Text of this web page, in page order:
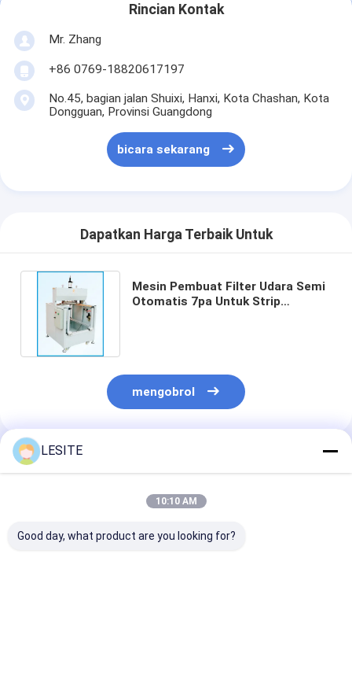
Mesin Memukau Semi Otomatis
Frame Welder
Filter Hepa AC
Filter Pembersih Udara
Mesin Lipat Origami
Mesin Jahitan Ultrasonik
Filter udara Mesin pembuatan kerangka
Filter Tas Hepa
Rincian Kontak
Mr. Zhang
+86 0769-18820617197
No.45, bagian jalan Shuixi, Hanxi, Kota Chashan, Kota
Dongguan, Provinsi Guangdong
bicara sekarang
Dapatkan Harga Terbaik Untuk
Mesin Pembuat Filter Udara Semi
Otomatis 7pa Untuk Strip
mengobrol
Rekomendasi Produk
LESITE
10:10 AM
Good day, what product are you looking for?